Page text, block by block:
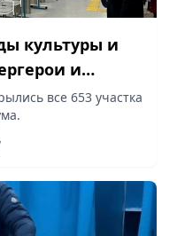
культуры и
и
Алматы
все 653 участка